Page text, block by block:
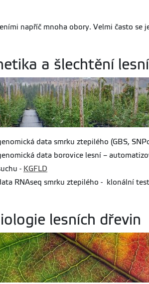
napříč mnoha obory. Velmi často se
a šlechtění
data smrku ztepilého (GBS,
data borovice lesní –
- KGFLD
RNAseq smrku ztepilého - klonální
lesních dřevin